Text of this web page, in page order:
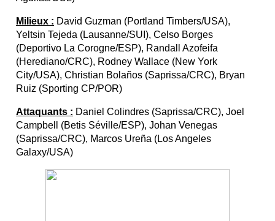
Milieux : David Guzman (Portland Timbers/USA),
Yeltsin Tejeda (Lausanne/SUI), Celso Borges
(Deportivo La Corogne/ESP), Randall Azofeifa
(Herediano/CRC), Rodney Wallace (New York
City/USA), Christian Bolaños (Saprissa/CRC), Bryan
Ruiz (Sporting CP/POR)
Attaquants : Daniel Colindres (Saprissa/CRC), Joel
Campbell (Betis Séville/ESP), Johan Venegas
(Saprissa/CRC), Marcos Ureña (Los Angeles
Galaxy/USA)